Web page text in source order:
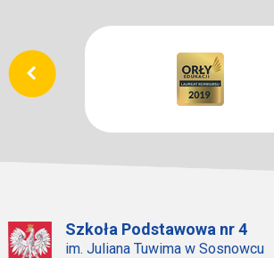
Szkoła Podstawowa nr 4
im. Juliana Tuwima w Sosnowcu